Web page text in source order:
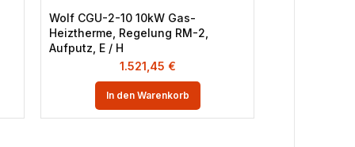
Wolf CGU-2-10 10kW Gas-
Heiztherme, Regelung RM-2,
Aufputz, E / H
1.521,45 €
In den Warenkorb